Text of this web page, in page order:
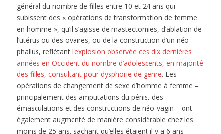
général du nombre de filles entre 10 et 24 ans qui
subissent des « opérations de transformation de femme
en homme », qu’il s’agisse de mastectomies, d’ablation de
l’utérus ou des ovaires, ou de la construction d’un néo-
phallus, reflétant l’explosion observée ces dix dernières
années en Occident du nombre d’adolescents, en majorité
des filles, consultant pour dysphorie de genre. Les
opérations de changement de sexe d’homme à femme –
principalement des amputations du pénis, des
émasculations et des constructions de néo-vagin – ont
également augmenté de manière considérable chez les
moins de 25 ans, sachant qu’elles étaient il y a 6 ans